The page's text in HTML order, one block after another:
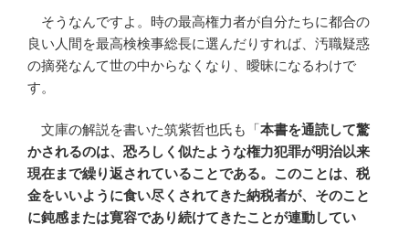
そうなんですよ。時の最高権力者が自分たちに都合の
良い人間を最高検検事総長に選んだりすれば、汚職疑惑
の摘発なんて世の中からなくなり、曖昧になるわけで
す。
文庫の解説を書いた筑紫哲也氏も「本書を通読して驚
かされるのは、恐ろしく似たような権力犯罪が明治以来
現在まで繰り返されていることである。このことは、税
金をいいように食い尽くされてきた納税者が、そのこと
に鈍感または寛容であり続けてきたことが連動してい